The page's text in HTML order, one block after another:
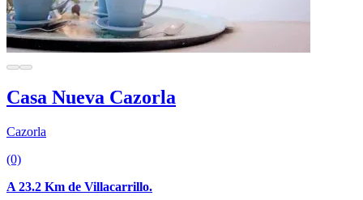
Casa Nueva Cazorla
Cazorla
(0)
A 23.2 Km de Villacarrillo.